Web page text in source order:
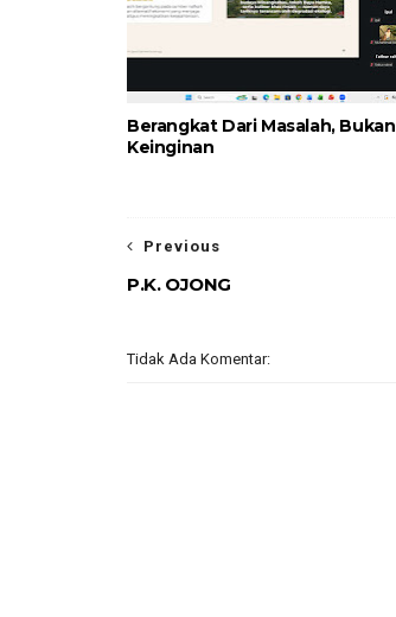
Berangkat Dari Masalah, Bukan
Keinginan
Previous
P.K. OJONG
Tidak Ada Komentar: